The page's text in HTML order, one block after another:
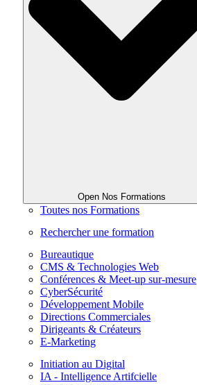
Open Nos Formations
Toutes nos Formations
Rechercher une formation
Bureautique
CMS & Technologies Web
Conférences & Meet-up sur-mesure
CyberSécurité
Développement Mobile
Directions Commerciales
Dirigeants & Créateurs
E-Marketing
Initiation au Digital
IA - Intelligence Artifcielle